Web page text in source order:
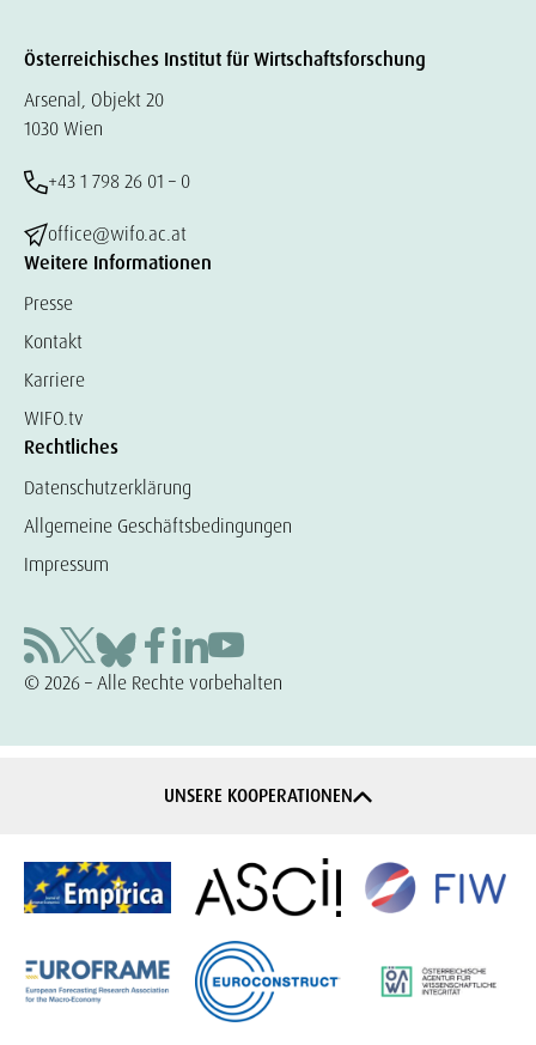
Österreichisches Institut für Wirtschaftsforschung
Arsenal, Objekt 20
1030 Wien
+43 1 798 26 01 – 0
office@wifo.ac.at
Weitere Informationen
Presse
Kontakt
Karriere
WIFO.tv
Rechtliches
Datenschutzerklärung
Allgemeine Geschäftsbedingungen
Impressum
© 2026 – Alle Rechte vorbehalten
UNSERE KOOPERATIONEN